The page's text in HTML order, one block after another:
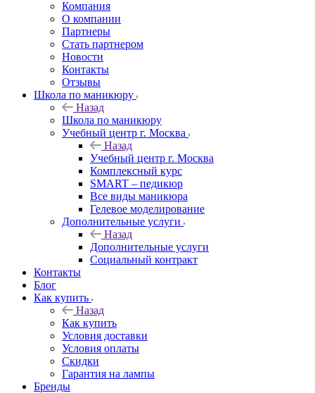
Компания
О компании
Партнеры
Стать партнером
Новости
Контакты
Отзывы
Школа по маникюру
Назад
Школа по маникюру
Учебный центр г. Москва
Назад
Учебный центр г. Москва
Комплексный курс
SMART – педикюр
Все виды маникюра
Гелевое моделирование
Дополнительные услуги
Назад
Дополнительные услуги
Социальный контракт
Контакты
Блог
Как купить
Назад
Как купить
Условия доставки
Условия оплаты
Скидки
Гарантия на лампы
Бренды